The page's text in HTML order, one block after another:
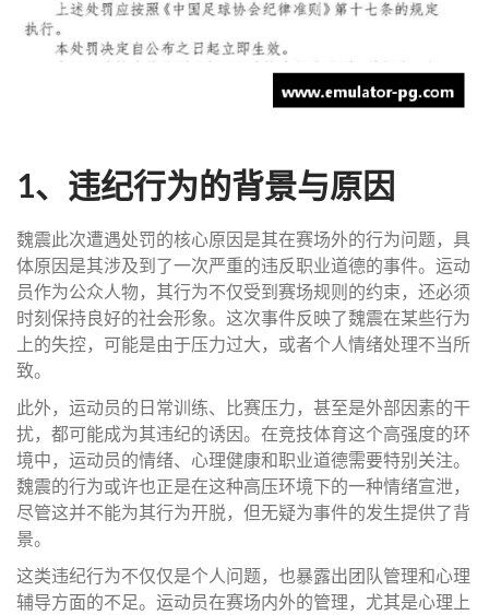
1、违纪行为的背景与原因
魏震此次遭遇处罚的核心原因是其在赛场外的行为问题，具
体原因是其涉及到了一次严重的违反职业道德的事件。运动
员作为公众人物，其行为不仅受到赛场规则的约束，还必须
时刻保持良好的社会形象。这次事件反映了魏震在某些行为
上的失控，可能是由于压力过大，或者个人情绪处理不当所
致。
此外，运动员的日常训练、比赛压力，甚至是外部因素的干
扰，都可能成为其违纪的诱因。在竞技体育这个高强度的环
境中，运动员的情绪、心理健康和职业道德需要特别关注。
魏震的行为或许也正是在这种高压环境下的一种情绪宣泄，
尽管这并不能为其行为开脱，但无疑为事件的发生提供了背
景。
这类违纪行为不仅仅是个人问题，也暴露出团队管理和心理
辅导方面的不足。运动员在赛场内外的管理，尤其是心理上